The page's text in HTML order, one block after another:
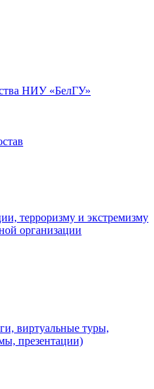
НИУ «БелГУ»
терроризму и экстремизму
организации
виртуальные туры,
презентации)